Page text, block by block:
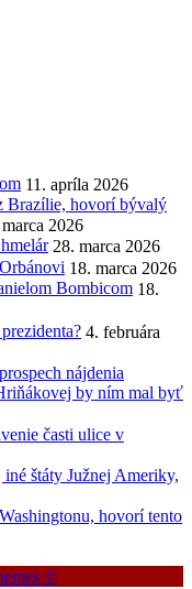
11. apríla 2026
Brazílie, hovorí bývalý
2026
28. marca 2026
18. marca 2026
Bombicom 18.
4. februára
nájdenia
by ním mal byť
časti ulice v
štáty Južnej Ameriky,
hovorí tento
©